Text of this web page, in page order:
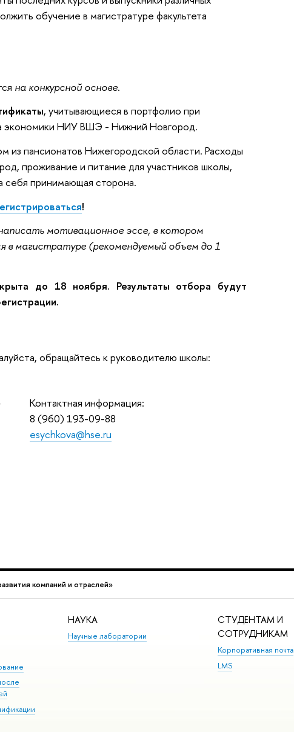
обучение в магистратуре факультета
на конкурсной основе.
, учитывающиеся в портфолио при
экономики НИУ ВШЭ - Нижний Новгород.
из пансионатов Нижегородской области. Расходы
проживание и питание для участников школы,
себя принимающая сторона.
!
мотивационное эссе, в котором
в магистратуре (рекомендуемый объем до 1
до 18 ноября. Результаты отбора будут
обращайтесь к руководителю школы:
Контактная информация:
8 (960) 193-09-88
esychkova@hse.ru
компаний и отраслей»
НАУКА
Научные лаборатории
СТУДЕНТАМ И
СОТРУДНИКАМ
Корпоративная почта
LMS